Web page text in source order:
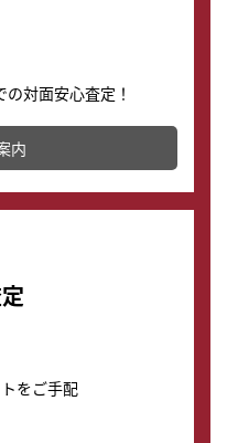
対面安心査定！
本店では、時計販売の
してお得に新しい時計
内
をご手配